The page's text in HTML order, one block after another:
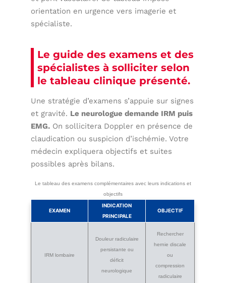
orientation en urgence vers imagerie et
spécialiste.
Le guide des examens et des
spécialistes à solliciter selon
le tableau clinique présenté.
Une stratégie d’examens s’appuie sur signes
et gravité. Le neurologue demande IRM puis
EMG. On sollicitera Doppler en présence de
claudication ou suspicion d’ischémie. Votre
médecin expliquera objectifs et suites
possibles après bilans.
Le tableau des examens complémentaires avec leurs indications et
objectifs
EXAMEN
INDICATION
PRINCIPALE
OBJECTIF
IRM lombaire
Douleur radiculaire
persistante ou
déficit
neurologique
Rechercher
hernie discale
ou
compression
radiculaire